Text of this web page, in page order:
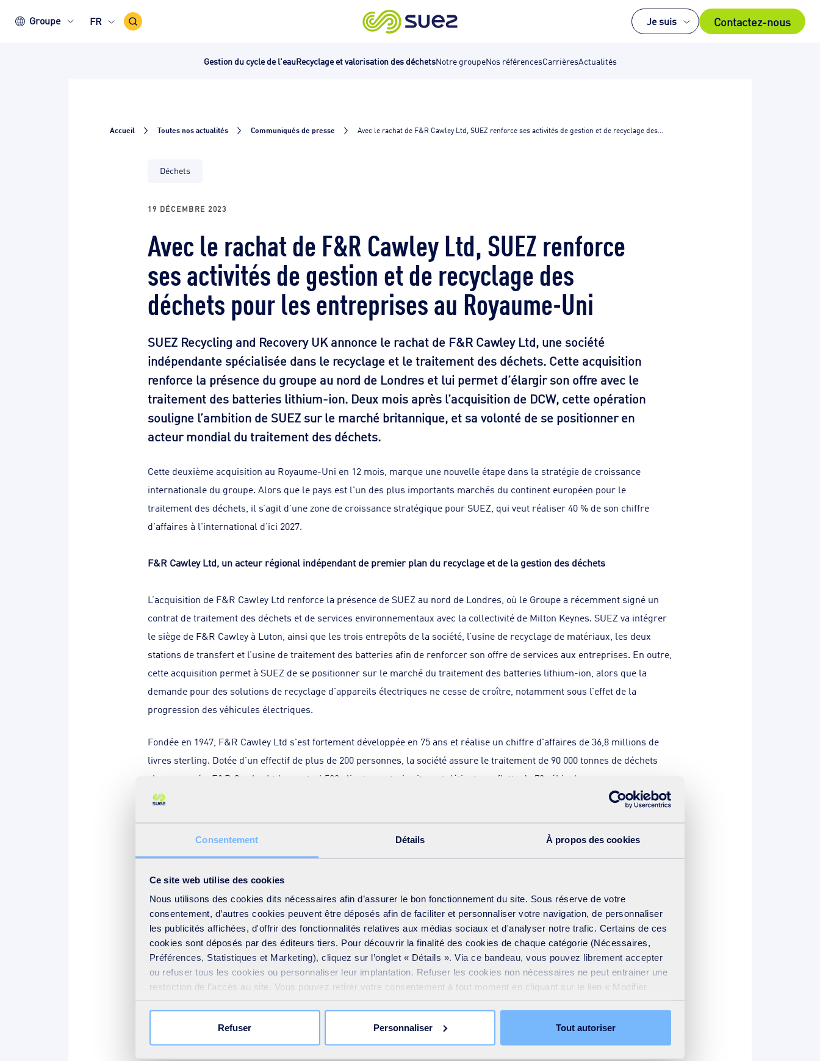
Consentement Détails À propos des cookies
Ce site web utilise des cookies
Nous utilisons des cookies dits nécessaires afin d’assurer le bon fonctionnement du site. Sous réserve de votre
consentement, d’autres cookies peuvent être déposés afin de faciliter et personnaliser votre navigation, de personnaliser
les publicités affichées, d'offrir des fonctionnalités relatives aux médias sociaux et d'analyser notre trafic. Certains de ces
cookies sont déposés par des éditeurs tiers. Pour découvrir la finalité des cookies de chaque catégorie (Nécessaires,
Préférences, Statistiques et Marketing), cliquez sur l’onglet « Détails ». Via ce bandeau, vous pouvez librement accepter
ou refuser tous les cookies ou personnaliser leur implantation. Refuser les cookies non nécessaires ne peut entrainer une
restriction de l’accès au site. Vous pouvez retirer votre consentement à tout moment en cliquant sur le lien « Modifier
Refuser Personnaliser Tout autoriser
Groupe FR Icône
recherche Je suis Contactez-nous
Gestion du cycle de l'eauRecyclage et valorisation des déchetsNotre groupeNos référencesCarrièresActualités
Accueil Toutes nos actualités Communiqués de presse Avec le rachat de F&R Cawley Ltd, SUEZ renforce ses activités de gestion et de recyclage des...
Déchets
19 DÉCEMBRE 2023
Avec le rachat de F&R Cawley Ltd, SUEZ renforce
ses activités de gestion et de recyclage des
déchets pour les entreprises au Royaume-Uni
SUEZ Recycling and Recovery UK annonce le rachat de F&R Cawley Ltd, une société
indépendante spécialisée dans le recyclage et le traitement des déchets. Cette acquisition
renforce la présence du groupe au nord de Londres et lui permet d’élargir son offre avec le
traitement des batteries lithium-ion. Deux mois après l’acquisition de DCW, cette opération
souligne l’ambition de SUEZ sur le marché britannique, et sa volonté de se positionner en
acteur mondial du traitement des déchets.
Cette deuxième acquisition au Royaume-Uni en 12 mois, marque une nouvelle étape dans la stratégie de croissance
internationale du groupe. Alors que le pays est l'un des plus importants marchés du continent européen pour le
traitement des déchets, il s’agit d’une zone de croissance stratégique pour SUEZ, qui veut réaliser 40 % de son chiffre
d'affaires à l'international d’ici 2027.
F&R Cawley Ltd, un acteur régional indépendant de premier plan du recyclage et de la gestion des déchets
L’acquisition de F&R Cawley Ltd renforce la présence de SUEZ au nord de Londres, où le Groupe a récemment signé un
contrat de traitement des déchets et de services environnementaux avec la collectivité de Milton Keynes. SUEZ va intégrer
le siège de F&R Cawley à Luton, ainsi que les trois entrepôts de la société, l’usine de recyclage de matériaux, les deux
stations de transfert et l’usine de traitement des batteries afin de renforcer son offre de services aux entreprises. En outre,
cette acquisition permet à SUEZ de se positionner sur le marché du traitement des batteries lithium-ion, alors que la
demande pour des solutions de recyclage d’appareils électriques ne cesse de croître, notamment sous l’effet de la
progression des véhicules électriques.
Fondée en 1947, F&R Cawley Ltd s'est fortement développée en 75 ans et réalise un chiffre d'affaires de 36,8 millions de
livres sterling. Dotée d'un effectif de plus de 200 personnes, la société assure le traitement de 90 000 tonnes de déchets
chaque année. F&R Cawley Ltd compte 4 500 clients sur trois sites, et détient une flotte de 70 véhicules.
Cette acquisition permet à SUEZ d'offrir aux entreprises du Bedfordshire, du Hertfordshire, du Buckinghamshire et du
jusqu'au recyclage et à la valorisation énergétique, grâce à une flotte complète, des usines locales de transfert et de tri
Anna Cawley, Directrice de la stratégie et de la communication de F&R Cawley, a conclu:«F&R Cawley s'est développé au
fil des ans pour devenir un acteur indépendant de premier plan du traitement des déchets des entreprises au Royaume-
Uni, et nous sommes fiers du service que nous offrons à nos clients depuis plus de 75 ans. Lorsque nous avons pris la
décision de céder l’entreprise, nous avons voulu trouver un repreneur qui partageait nos valeurs, et s’engageait à
est un partenaire de choix pour poursuivre le développement de notre entreprise.